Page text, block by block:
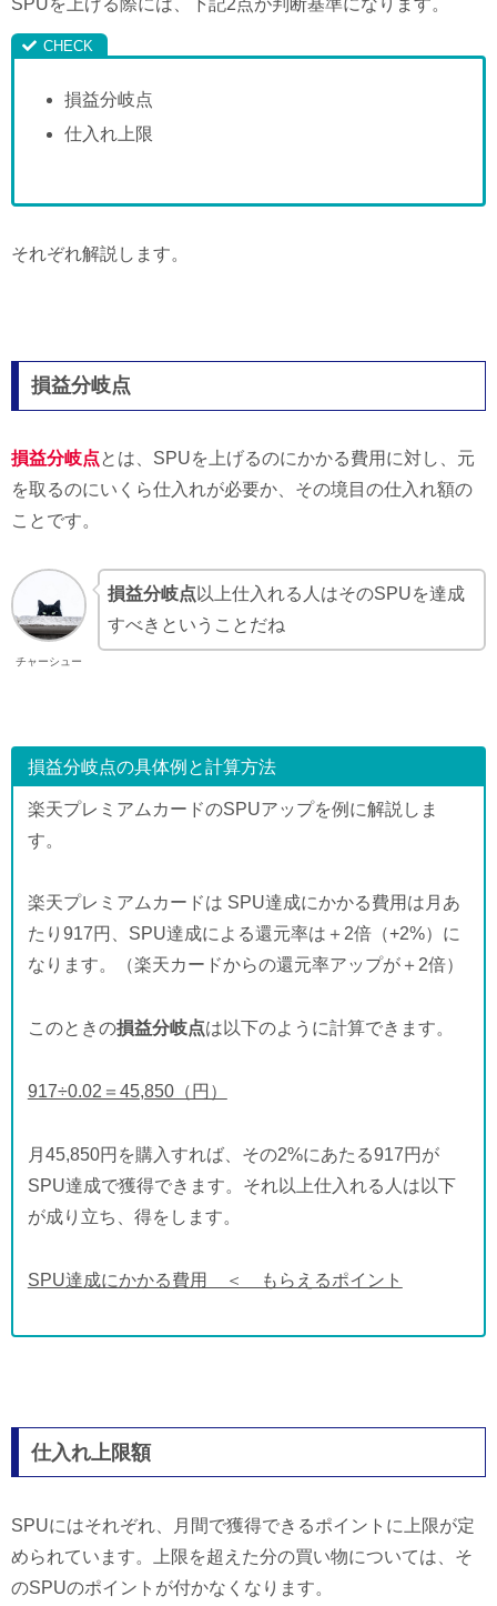
SPUを上げる際には、下記2点が判断基準になります。
損益分岐点
仕入れ上限
それぞれ解説します。
損益分岐点
損益分岐点とは、SPUを上げるのにかかる費用に対し、元
を取るのにいくら仕入れが必要か、その境目の仕入れ額の
ことです。
チャーシュー
損益分岐点 以上仕入れる人はそのSPUを達成
すべきということだね
損益分岐点の具体例と計算方法
楽天プレミアムカードのSPUアップを例に解説しま
す。
楽天プレミアムカードは SPU達成にかかる費用は月あ
たり917円、SPU達成による還元率は＋2倍（+2%）に
なります。（楽天カードからの還元率アップが＋2倍）
このときの損益分岐点は以下のように計算できます。
917÷0.02＝45,850（円）
月45,850円を購入すれば、その2%にあたる917円が
SPU達成で獲得できます。それ以上仕入れる人は以下
が成り立ち、得をします。
SPU達成にかかる費用 ＜ もらえるポイント
仕入れ上限額
SPUにはそれぞれ、月間で獲得できるポイントに上限が定
められています。上限を超えた分の買い物については、そ
のSPUのポイントが付かなくなります。